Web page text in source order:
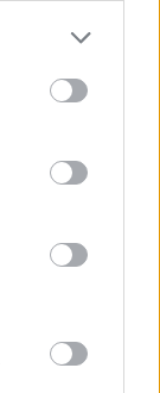
more Google
may click to
tags to
Google
Νόρις και
prix, με τις
τίτλου